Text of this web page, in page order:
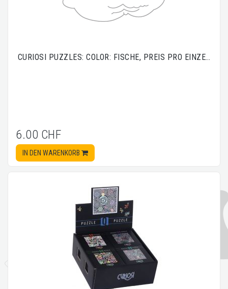
CURIOSI PUZZLES: COLOR: FISCHE, PREIS PRO EINZE…
6.00 CHF
IN DEN WARENKORB